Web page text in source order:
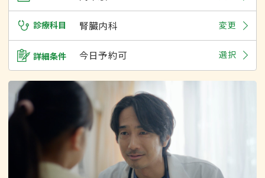
診療科目 腎臓内科 変更
詳細条件 今日予約可 選択